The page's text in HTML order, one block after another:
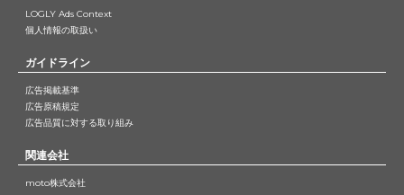
LOGLY Ads Context
個人情報の取扱い
ガイドライン
広告掲載基準
広告原稿規定
広告品質に対する取り組み
関連会社
moto株式会社